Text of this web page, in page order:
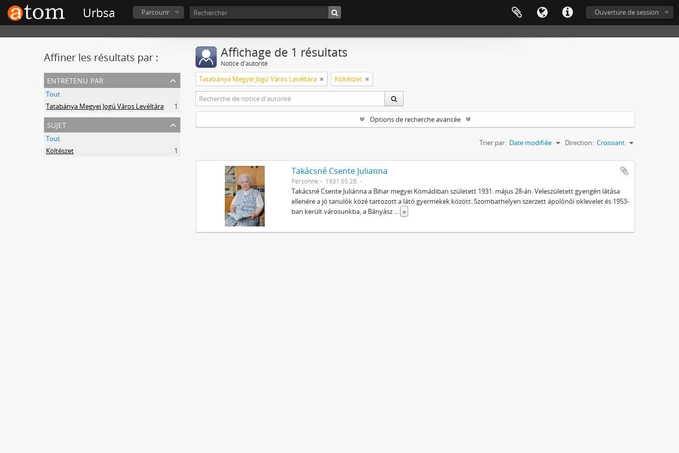
Urbsa Ouverture de session
Parcourir
Affiner les résultats par :
entretenu par
Tout
Tatabánya Megyei Jogú Város Levéltára
1
sujet
Tout
Költészet
1
Affichage de 1 résultats
Notice d'autorité
Tatabánya Megyei Jogú Város Levéltára Költészet
Options de recherche avancée
Trier par: Date modifiée Direction: Croissant
Takácsné Csente Julianna
Personne 1931.05.28. -
Takácsné Csente Juliánna a Bihar megyei Komádiban született 1931. május 28-án. Veleszületett gyengén látása
ellenére a jó tanulók közé tartozott a látó gyermekek között. Szombathelyen szerzett ápolónői oklevelet és 1953-
ban került városunkba, a Bányász ... »